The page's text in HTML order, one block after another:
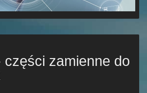
części zamienne do